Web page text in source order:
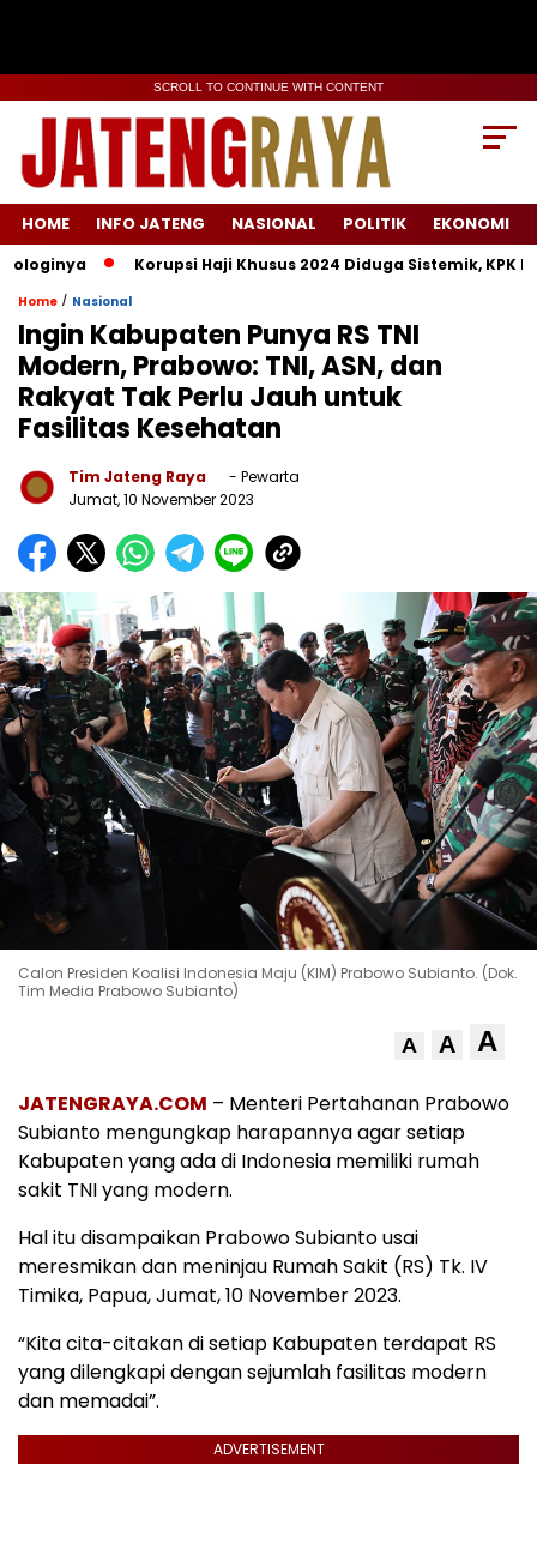
SCROLL TO CONTINUE WITH CONTENT
HOME INFO JATENG NASIONAL POLITIK EKONOMI
Korupsi Haji Khusus 2024 Diduga Sistemik, KPK Lacak
Home / Nasional
Ingin Kabupaten Punya RS TNI
Modern, Prabowo: TNI, ASN, dan
Rakyat Tak Perlu Jauh untuk
Fasilitas Kesehatan
Tim Jateng Raya
- Pewarta
Jumat, 10 November 2023
Calon Presiden Koalisi Indonesia Maju (KIM) Prabowo Subianto. (Dok.
Tim Media Prabowo Subianto)
A A A
JATENGRAYA.COM – Menteri Pertahanan Prabowo
Subianto mengungkap harapannya agar setiap
Kabupaten yang ada di Indonesia memiliki rumah
sakit TNI yang modern.
Hal itu disampaikan Prabowo Subianto usai
meresmikan dan meninjau Rumah Sakit (RS) Tk. IV
Timika, Papua, Jumat, 10 November 2023.
“Kita cita-citakan di setiap Kabupaten terdapat RS
yang dilengkapi dengan sejumlah fasilitas modern
dan memadai”.
ADVERTISEMENT